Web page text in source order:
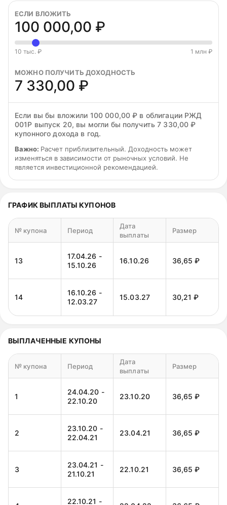
ЕСЛИ ВЛОЖИТЬ
100 000,00 ₽
10 тыс. ₽ 1 млн ₽
МОЖНО ПОЛУЧИТЬ ДОХОДНОСТЬ
7 330,00 ₽
Если вы бы вложили 100 000,00 ₽ в облигации РЖД
001Р выпуск 20, вы могли бы получить 7 330,00 ₽
купонного дохода в год.
Важно: Расчет приблизительный. Доходность может
изменяться в зависимости от рыночных условий. Не
является инвестиционной рекомендацией.
ГРАФИК ВЫПЛАТЫ КУПОНОВ
№ купона Период
Дата
выплаты
Размер
13
17.04.26 -
15.10.26
16.10.26 36,65 ₽
14
16.10.26 -
12.03.27
15.03.27 30,21 ₽
ВЫПЛАЧЕННЫЕ КУПОНЫ
№ купона Период
Дата
выплаты
Размер
1
24.04.20 -
22.10.20
23.10.20 36,65 ₽
2
23.10.20 -
22.04.21
23.04.21 36,65 ₽
3
23.04.21 -
21.10.21
22.10.21 36,65 ₽
22.10.21 -